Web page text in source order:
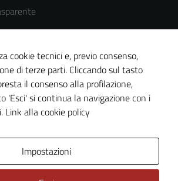
del sito
cookie tecnici e, previo consenso,
di terze parti. Cliccando sul tasto
il consenso alla profilazione,
'Esci' si continua la navigazione con i
Link alla cookie policy
Impostazioni
del sito e non
essere
disabilitati.
Questi cookie
non raccolgono
informazioni